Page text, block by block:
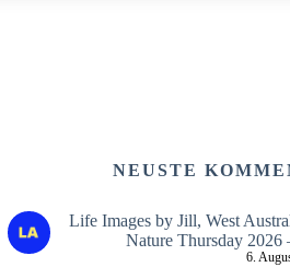
NEUSTE
Life Images by Jill, West
Nature Thursday 2026
6.